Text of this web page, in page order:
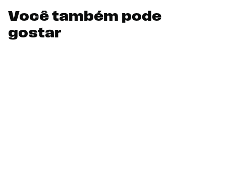
Você também pode
gostar